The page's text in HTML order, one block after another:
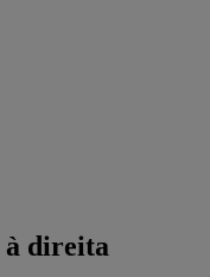
à direita